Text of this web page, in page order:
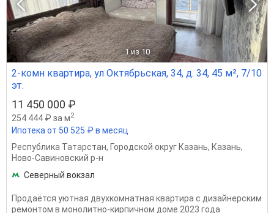
1 из 10
2-комн квартира, ул Октябрьская, 34, д. 34, 45 м², 7/10
эт.
11 450 000 ₽
254 444 ₽ за м2
Ипотека от 50 525 ₽ в месяц
Республика Татарстан, Городской округ Казань, Казань,
Ново-Савиновский р-н
Северный вокзал
Продаётся уютная двухкомнатная квартира с дизайнерским
ремонтом в монолитно-кирпичном доме 2023 года